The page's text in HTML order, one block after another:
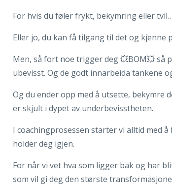
‎‎‎For hvis du føler frykt, bekymring eller
‎‎‎Eller jo, du kan få tilgang til det og kjenne
‎‎‎Men, så fort noe trigger deg 💥BOM💥 så
ubevisst. Og de godt innarbeida tankene
‎‎‎Og du ender opp med å utsette, bekymre
er skjult i dypet av underbevisstheten.
‎‎‎I coachingprosessen starter vi alltid med
holder deg igjen.
‎For når vi vet hva som ligger bak og har
som vil gi deg den største